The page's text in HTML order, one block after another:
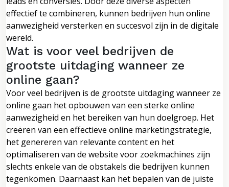
effectief te combineren, kunnen bedrijven hun online
aanwezigheid versterken en succesvol zijn in de digitale
wereld.
Wat is voor veel bedrijven de
grootste uitdaging wanneer ze
online gaan?
Voor veel bedrijven is de grootste uitdaging wanneer ze
online gaan het opbouwen van een sterke online
aanwezigheid en het bereiken van hun doelgroep. Het
creëren van een effectieve online marketingstrategie,
het genereren van relevante content en het
optimaliseren van de website voor zoekmachines zijn
slechts enkele van de obstakels die bedrijven kunnen
tegenkomen. Daarnaast kan het bepalen van de juiste